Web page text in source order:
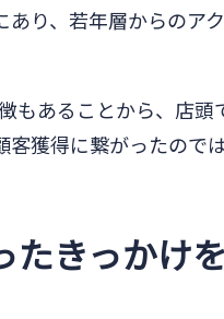
り、若年層からのア
もあることから、店
獲得に繋がったので
きっかけ